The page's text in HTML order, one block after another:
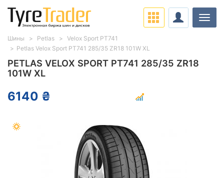
PETLAS VELOX SPORT PT741 285/35 ZR18
101W XL
6140 ₴
Шины Petlas
Velox Sport PT741
Petlas Velox Sport PT741 285/35 ZR18 101W XL